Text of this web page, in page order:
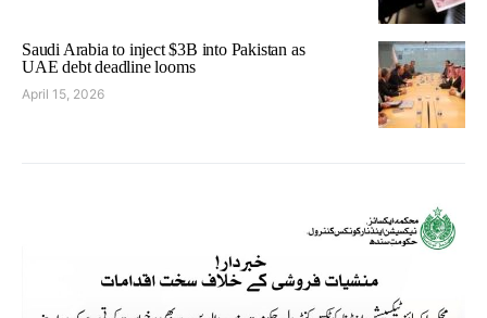
Saudi Arabia to inject $3B into Pakistan as
UAE debt deadline looms
April 15, 2026